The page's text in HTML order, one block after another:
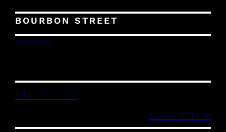
BOURBON STREET
26/06/2024
ANTERIOR
SEGUINTE